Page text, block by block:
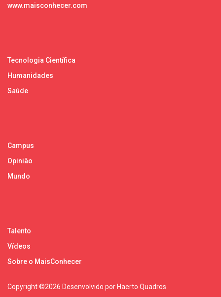
www.maisconhecer.com
Tecnologia Científica
Humanidades
Saúde
Campus
Opinião
Mundo
Talento
Vídeos
Sobre o MaisConhecer
Copyright ©2026 Desenvolvido por Haerto Quadros